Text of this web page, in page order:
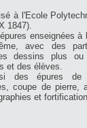
à l'Ecole
1847).
enseignées à
avec des
dessins plus
et des élèves.
des épures de
coupe de pierre,
et